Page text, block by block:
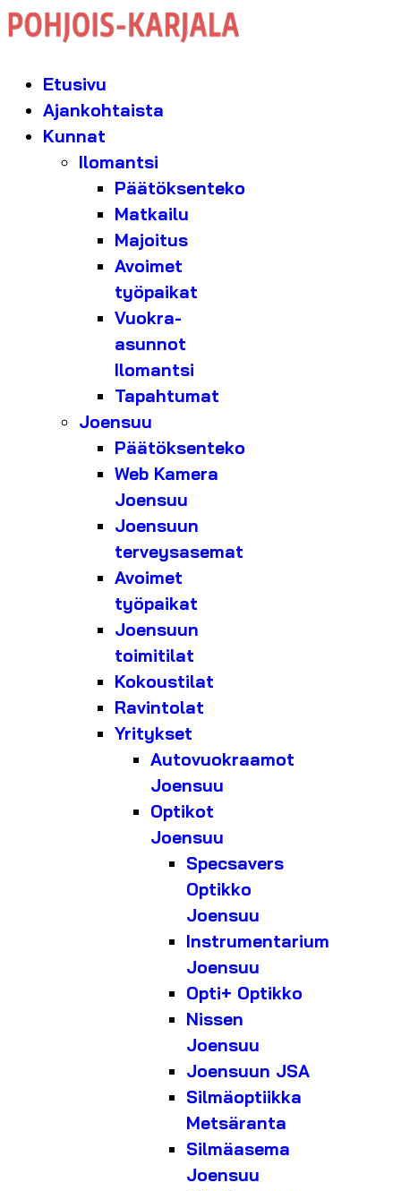
Etusivu
Ajankohtaista
Kunnat
Ilomantsi
Päätöksenteko
Matkailu
Majoitus
Avoimet
työpaikat
Vuokra-
asunnot
Ilomantsi
Tapahtumat
Joensuu
Päätöksenteko
Web Kamera
Joensuu
Joensuun
terveysasemat
Avoimet
työpaikat
Joensuun
toimitilat
Kokoustilat
Ravintolat
Yritykset
Autovuokraamot
Joensuu
Optikot
Joensuu
Specsavers
Optikko
Joensuu
Instrumentarium
Joensuu
Opti+ Optikko
Nissen
Joensuu
Joensuun JSA
Silmäoptiikka
Metsäranta
Silmäasema
Joensuu